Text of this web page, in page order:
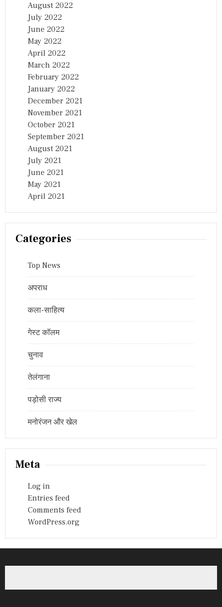
August 2022
July 2022
June 2022
May 2022
April 2022
March 2022
February 2022
January 2022
December 2021
November 2021
October 2021
September 2021
August 2021
July 2021
June 2021
May 2021
April 2021
Categories
Top News
अपराध
कला-साहित्य
गेस्ट कॉलम
चुनाव
तेलंगाना
पड़ोसी राज्य
मनोरंजन और खेल
Meta
Log in
Entries feed
Comments feed
WordPress.org